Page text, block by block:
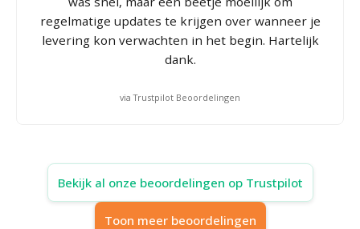
regelmatige updates te krijgen over wanneer je
levering kon verwachten in het begin. Hartelijk
dank.
via Trustpilot Beoordelingen
Bekijk al onze beoordelingen op Trustpilot
Toon meer beoordelingen